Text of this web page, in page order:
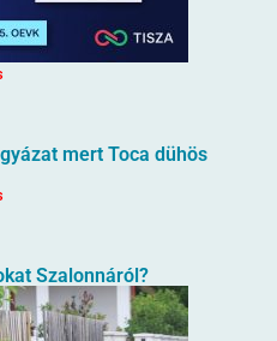
mert Toca dühös
Szalonnáról?